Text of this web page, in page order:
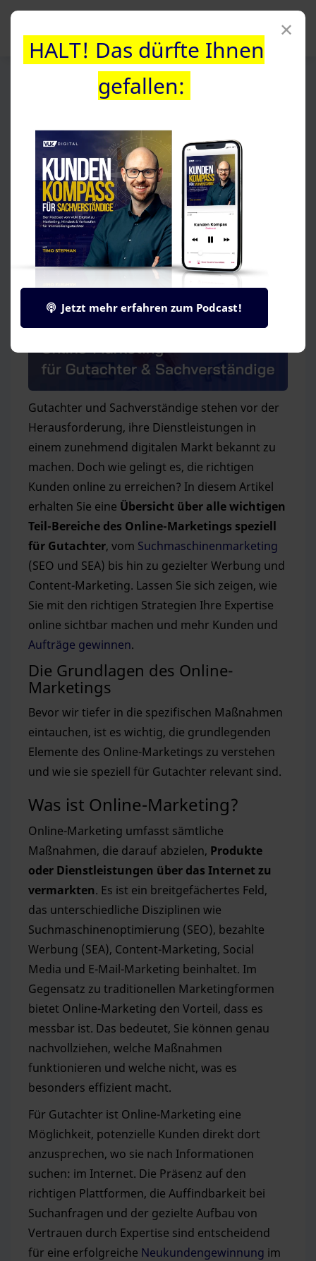
Wirkungsvolles Online-
Marketing für Gutachter und
Sachverständige: So
gewinnen Sie Kunden im
digitalen Zeitalter
Gutachter und Sachverständige stehen vor der
Herausforderung, ihre Dienstleistungen in
einem zunehmend digitalen Markt bekannt zu
machen. Doch wie gelingt es, die richtigen
Kunden online zu erreichen? In diesem Artikel
erhalten Sie eine Übersicht über alle wichtigen
Teil-Bereiche des Online-Marketings speziell
für Gutachter, vom Suchmaschinenmarketing
(SEO und SEA) bis hin zu gezielter Werbung und
Content-Marketing. Lassen Sie sich zeigen, wie
Sie mit den richtigen Strategien Ihre Expertise
online sichtbar machen und mehr Kunden und
Aufträge gewinnen.
Die Grundlagen des Online-
Marketings
Bevor wir tiefer in die spezifischen Maßnahmen
eintauchen, ist es wichtig, die grundlegenden
Elemente des Online-Marketings zu verstehen
und wie sie speziell für Gutachter relevant sind.
Was ist Online-Marketing?
Online-Marketing umfasst sämtliche
Maßnahmen, die darauf abzielen, Produkte
oder Dienstleistungen über das Internet zu
vermarkten. Es ist ein breitgefächertes Feld,
das unterschiedliche Disziplinen wie
Suchmaschinenoptimierung (SEO), bezahlte
Werbung (SEA), Content-Marketing, Social
Media und E-Mail-Marketing beinhaltet. Im
Gegensatz zu traditionellen Marketingformen
bietet Online-Marketing den Vorteil, dass es
messbar ist. Das bedeutet, Sie können genau
nachvollziehen, welche Maßnahmen
funktionieren und welche nicht, was es
besonders effizient macht.
Für Gutachter ist Online-Marketing eine
Möglichkeit, potenzielle Kunden direkt dort
anzusprechen, wo sie nach Informationen
suchen: im Internet. Die Präsenz auf den
richtigen Plattformen, die Auffindbarkeit bei
Suchanfragen und der gezielte Aufbau von
Vertrauen durch Expertise sind entscheidend
für eine erfolgreiche Neukundengewinnung im
✕
HALT! Das dürfte Ihnen
gefallen:
Jetzt mehr erfahren zum Podcast!